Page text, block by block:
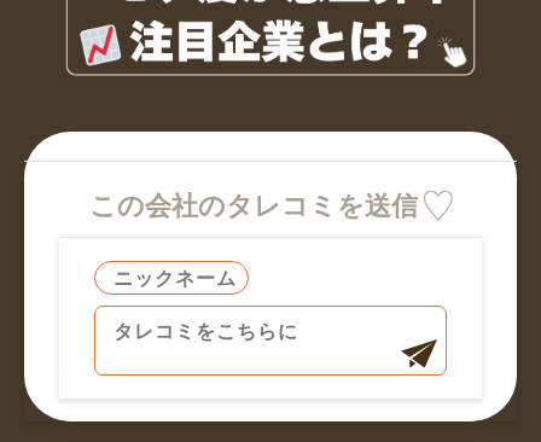
この会社のタレコミを送信